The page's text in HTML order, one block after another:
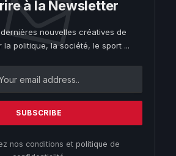
à la Newsletter
nouvelles créatives de
la politique, la société, le sport ...
nos conditions et politique de